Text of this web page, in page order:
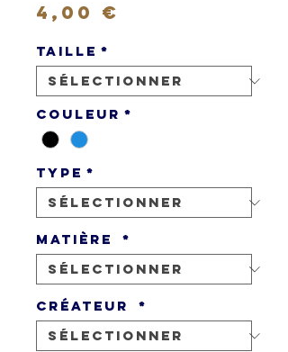
4,00 €
Taille *
Couleur *
Type *
Matière *
Créateur *